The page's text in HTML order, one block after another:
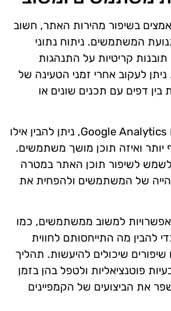
בשיפור מהירות האתר, חשוב
המשתמשים. ניתוח נתוני
קריטיות על התנהגות
לעקוב אחרי זמני הטעינה של
בין דפים עם תכנים שונים או
באמצעות כלים כמו Google Analytics, ניתן להבין אילו
יותר ואיזה תוכן מושך משתמשים.
לשמש לשיפור תוכן האתר במטרה
של המשתמשים ולהפחית את
למשוב ממשתמשים, כמו
להבין מה התייחסותם לחווית
שיכולים להיעשות. תהליך
פוטנציאליות ולטפל בהן בזמן
את הביצועים של הקמפיינים